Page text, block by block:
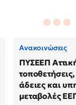
Ανακοινώσεις
ΠΥΣΕΕΠ
άδειες και
μεταβολές